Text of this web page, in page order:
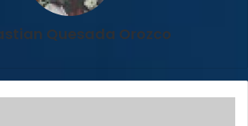
Quesada Orozco